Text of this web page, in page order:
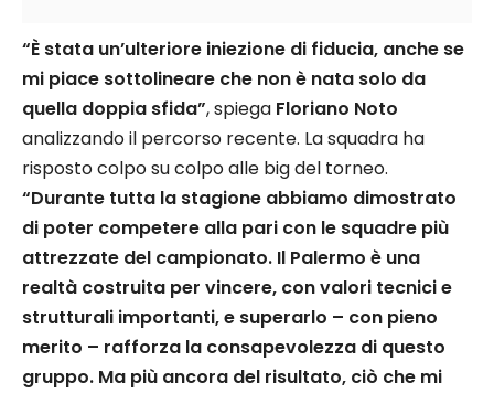
“È stata un’ulteriore iniezione di fiducia, anche se
mi piace sottolineare che non è nata solo da
quella doppia sfida”, spiega Floriano Noto
analizzando il percorso recente. La squadra ha
risposto colpo su colpo alle big del torneo.
“Durante tutta la stagione abbiamo dimostrato
di poter competere alla pari con le squadre più
attrezzate del campionato. Il Palermo è una
realtà costruita per vincere, con valori tecnici e
strutturali importanti, e superarlo – con pieno
merito – rafforza la consapevolezza di questo
gruppo. Ma più ancora del risultato, ciò che mi